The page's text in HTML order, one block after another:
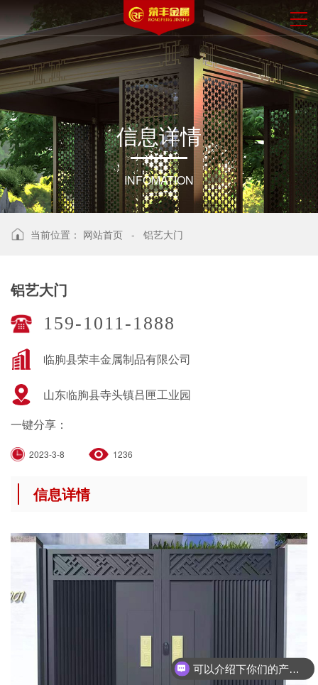
信息详情
INFOMATION
当前位置： 网站首页 - 铝艺大门
铝艺大门
159-1011-1888
临朐县荣丰金属制品有限公司
山东临朐县寺头镇吕匣工业园
一键分享：
2023-3-8 1236
信息详情
可以介绍下你们的产品么